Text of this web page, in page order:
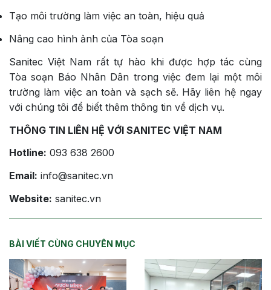
Tạo môi trường làm việc an toàn, hiệu quả
Nâng cao hình ảnh của Tòa soạn
Sanitec Việt Nam rất tự hào khi được hợp tác cùng
Tòa soạn Báo Nhân Dân trong việc đem lại một môi
trường làm việc an toàn và sạch sẽ. Hãy liên hệ ngay
với chúng tôi để biết thêm thông tin về dịch vụ.
THÔNG TIN LIÊN HỆ VỚI SANITEC VIỆT NAM
Hotline: 093 638 2600
Email: info@sanitec.vn
Website: sanitec.vn
BÀI VIẾT CÙNG CHUYÊN MỤC